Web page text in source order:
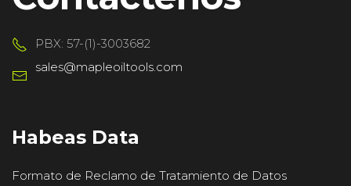
PBX: 57-(1)-3003682
sales@mapleoiltools.com
Habeas Data
Formato de Reclamo de Tratamiento de Datos